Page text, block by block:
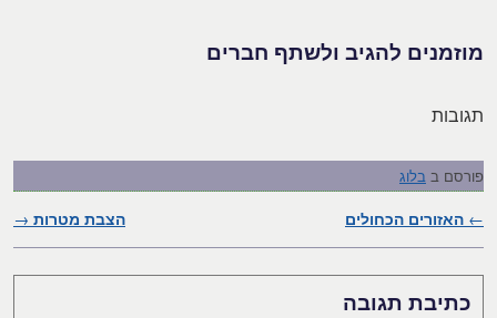
מוזמנים להגיב ולשתף חברים
תגובות
פורסם ב בלוג
ניווט בפוסטים
← האזורים הכחולים הצבת מטרות →
כתיבת תגובה